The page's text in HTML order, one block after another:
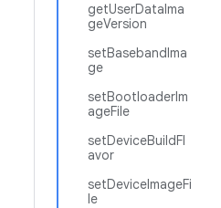
getUserDataIma
geVersion
setBasebandIma
ge
setBootloaderIm
ageFile
setDeviceBuildFl
avor
setDeviceImageFi
le